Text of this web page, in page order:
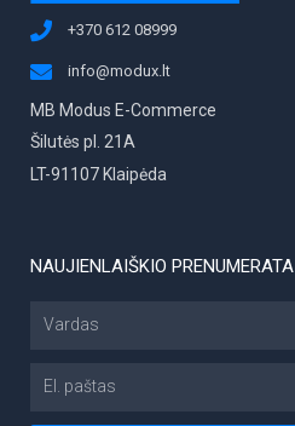
NAUJIENLAIŠKIO PRENUMERATA
Vardas
+370 612 08999
info@modux.lt
MB Modus E-Commerce
Šilutės pl. 21A
LT-91107 Klaipėda